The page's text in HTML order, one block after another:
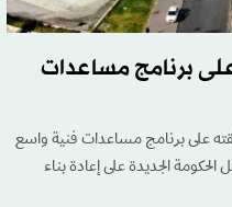
برنامج مساعدات
على برنامج مساعدات فنية واسع
الجديدة على إعادة بناء